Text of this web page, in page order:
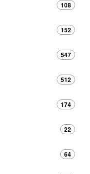
108
152
547
512
174
22
64